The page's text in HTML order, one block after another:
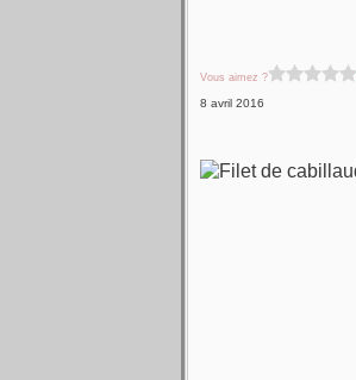
Vous aimez ?
8 avril 2016